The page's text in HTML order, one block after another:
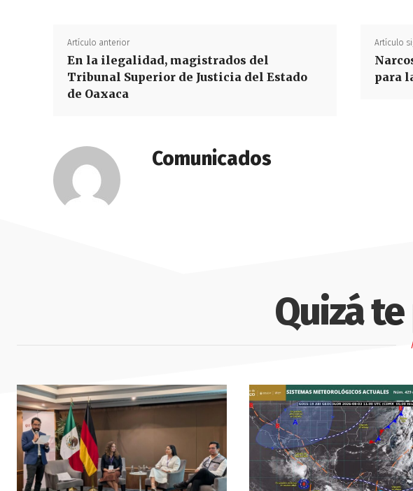
Artículo anterior
En la ilegalidad, magistrados del
Tribunal Superior de Justicia del Estado
de Oaxaca
Artículo
para
Comunicados
Quizá